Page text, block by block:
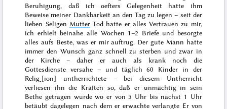
Beruhigung, daß ich oefters Gelegenheit hatte ihm
Beweise meiner Dankbarkeit an den Tag zu legen – seit der
lieben Seligen Mutter Tod hatte er alles Vertrauen zu mir,
ich erhielt beinahe alle Wochen 1–2 Briefe und besorgte
alles aufs Beste, was er mir auftrug. Der gute Mann hatte
immer den Wunsch ganz schnell zu sterben und zwar in
der Kirche – daher er auch als krank noch die
Gottesdienste versahe – und täglich 60 Kinder in der
Relig˖[ion] untherrichtete – bei diesem Untherricht
verliesen ihn die Kräften so, daß er unmächtig in sein
Bethe getragen wurde wo er von 5 Uhr bis nachst 1 Uhr
betäubt dagelegen nach dem er erwachte verlangte Er von